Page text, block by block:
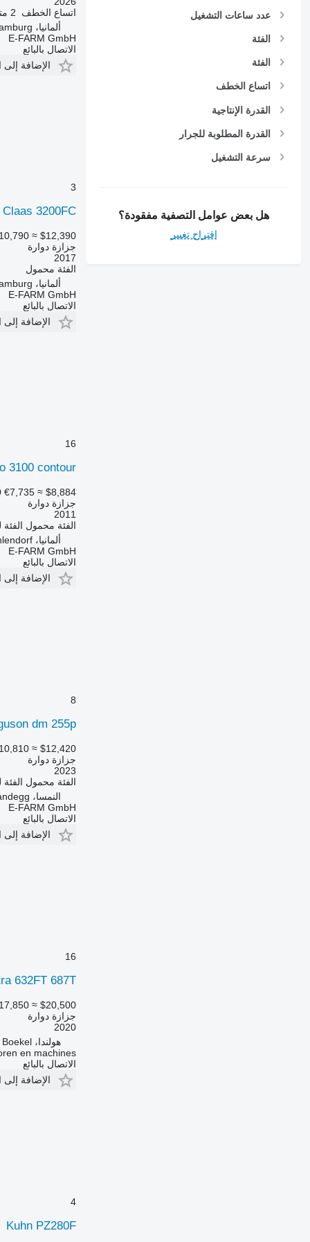
عدد ساعات التشغيل
الفئة
الفئة
اتساع الخطف
القدرة الإنتاجية
القدرة المطلوبة للجرار
سرعة التشغيل
هل بعض عوامل التصفية مفقودة؟
اقتراح تغيير
اتساع الخطف
2 متر
ألمانيا، Hamburg
E-FARM GmbH
الاتصال بالبائع
الإضافة
3
Claas 3200FC
≈ $12,390
جزازة دوارة
2017
الفئة محمول
ألمانيا، Hamburg
E-FARM GmbH
الاتصال بالبائع
الإضافة
16
3100 contour
€7,735 ≈ $8,884
جزازة دوارة
2011
الفئة محمول الفئة
ألمانيا، De-29562 Suhlendorf
E-FARM GmbH
الاتصال بالبائع
الإضافة
8
dm 255p
≈ $12,420
جزازة دوارة
2023
الفئة محمول الفئة
النمسا، At-3263 Randegg
E-FARM GmbH
الاتصال بالبائع
الإضافة
16
632FT 687T
≈ $20,500
جزازة دوارة
2020
هولندا، Boekel
en machines
الاتصال بالبائع
الإضافة
4
Kuhn PZ280F